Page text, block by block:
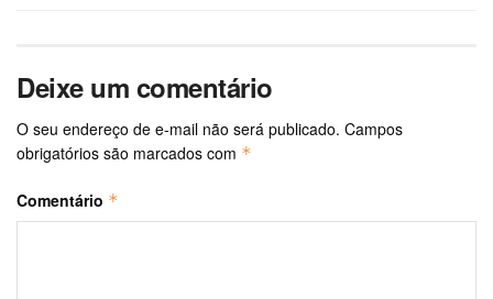
Deixe um comentário
O seu endereço de e-mail não será publicado. Campos
obrigatórios são marcados com *
Comentário *